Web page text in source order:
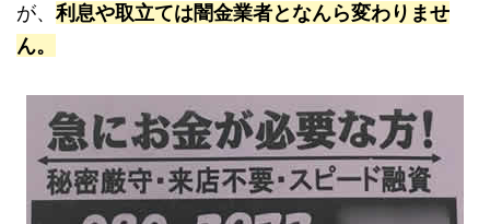
が、利息や取立ては闇金業者となんら変わりませ
ん。